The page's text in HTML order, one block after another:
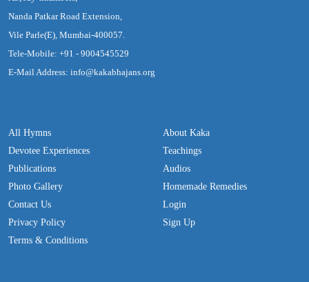
Nanda Patkar Road Extension,
Vile Parle(E), Mumbai-400057.
Tele-Mobile: +91 - 9004545529
E-Mail Address: info@kakabhajans.org
All Hymns
Devotee Experiences
Publications
Photo Gallery
Contact Us
Privacy Policy
Terms & Conditions
About Kaka
Teachings
Audios
Homemade Remedies
Login
Sign Up